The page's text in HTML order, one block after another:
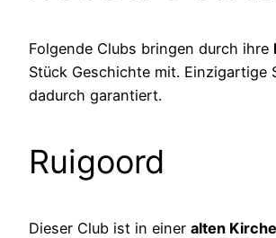
Folgende Clubs bringen durch ihre
Stück Geschichte mit. Einzigartige
dadurch garantiert.
Ruigoord
Dieser Club ist in einer alten Kirche